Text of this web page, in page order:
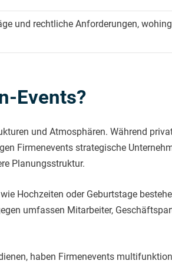
und rechtliche Anforderungen,
Events?
und Atmosphären. Während
Firmenevents strategische
Planungsstruktur.
Hochzeiten oder Geburtstage
umfassen Mitarbeiter,
haben Firmenevents